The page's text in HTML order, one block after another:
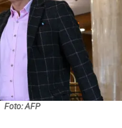
Foto: AFP